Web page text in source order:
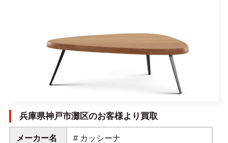
兵庫県神戸市灘区のお客様より買取
メーカー名 # カッシーナ